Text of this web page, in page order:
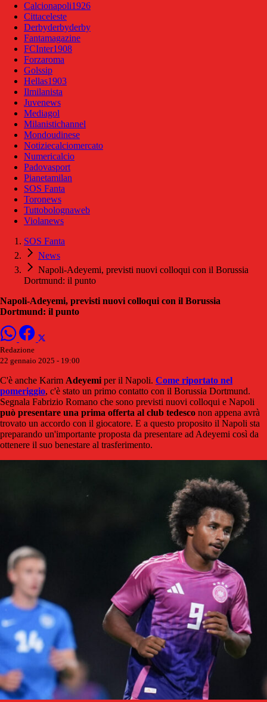
Calcionapoli1926
Cittaceleste
Derbyderbyderby
Fantamagazine
FCInter1908
Forzaroma
Golssip
Hellas1903
Ilmilanista
Juvenews
Mediagol
Milanistichannel
Mondoudinese
Notiziecalciomercato
Numericalcio
Padovasport
Pianetamilan
SOS Fanta
Toronews
Tuttobolognaweb
Violanews
SOS Fanta
News
Napoli-Adeyemi, previsti nuovi colloqui con il Borussia
Dortmund: il punto
Napoli-Adeyemi, previsti nuovi colloqui con il Borussia
Dortmund: il punto
Redazione
22 gennaio 2025 - 19:00
C'è anche Karim Adeyemi per il Napoli. Come riportato nel
pomeriggio, c'è stato un primo contatto con il Borussia Dortmund.
Segnala Fabrizio Romano che sono previsti nuovi colloqui e Napoli
può presentare una prima offerta al club tedesco non appena avrà
trovato un accordo con il giocatore. E a questo proposito il Napoli sta
preparando un'importante proposta da presentare ad Adeyemi così da
ottenere il suo benestare al trasferimento.